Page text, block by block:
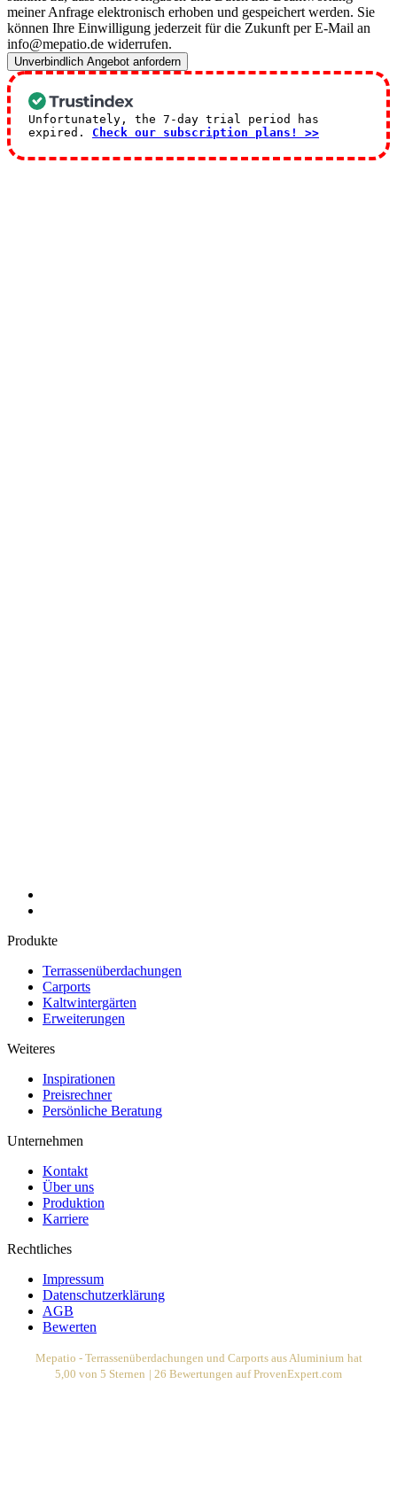
meiner Anfrage elektronisch erhoben und gespeichert werden. Sie
können Ihre Einwilligung jederzeit für die Zukunft per E-Mail an
info@mepatio.de widerrufen.
Unverbindlich Angebot anfordern
Unfortunately, the 7-day trial period has
expired. Check our subscription plans! >>
Produkte
Terrassenüberdachungen
Carports
Kaltwintergärten
Erweiterungen
Weiteres
Inspirationen
Preisrechner
Persönliche Beratung
Unternehmen
Kontakt
Über uns
Produktion
Karriere
Rechtliches
Impressum
Datenschutzerklärung
AGB
Bewerten
Mepatio - Terrassenüberdachungen und Carports aus Aluminium hat
5,00 von 5 Sternen | 26 Bewertungen auf ProvenExpert.com